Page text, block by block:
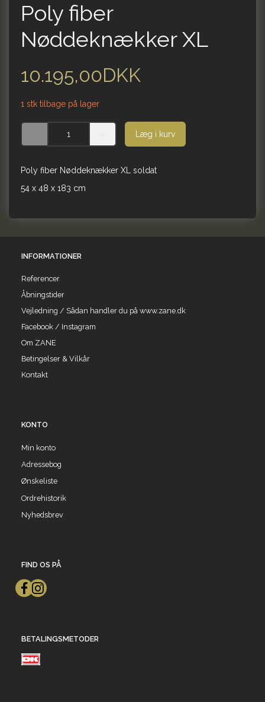
Poly fiber
Nøddeknækker XL
10.195,00DKK
1 stk tilbage på lager
Læg i kurv
Poly fiber Nøddeknækker XL soldat
54 x 48 x 183 cm
INFORMATIONER
Referencer
Åbningstider
Vejledning / Sådan handler du på www.zane.dk
Facebook / Instagram
Om ZANE
Betingelser & Vilkår
Kontakt
KONTO
Min konto
Adressebog
Ønskeliste
Ordrehistorik
Nyhedsbrev
FIND OS PÅ
BETALINGSMETODER